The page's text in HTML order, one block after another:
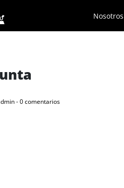
Nosotros
- 0 comentarios